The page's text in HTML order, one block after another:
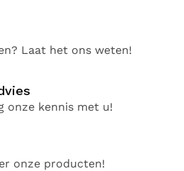
Laat het ons weten!
onze kennis met u!
onze producten!